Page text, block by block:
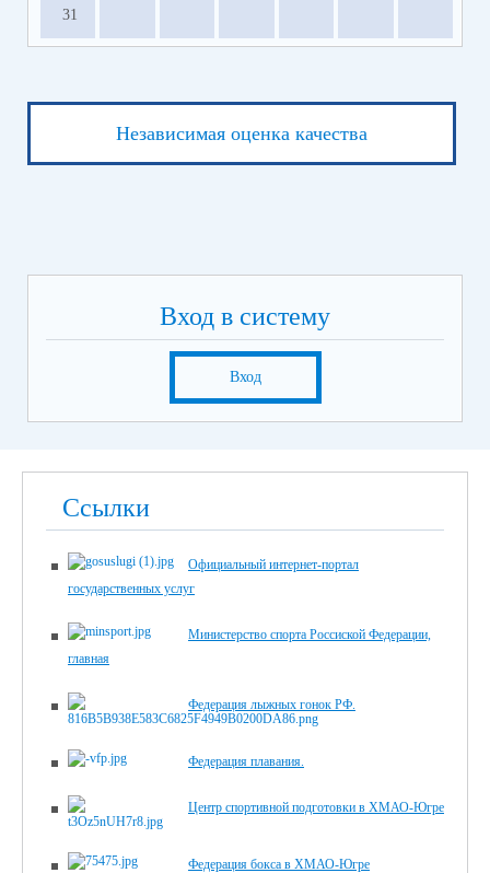
31
Независимая оценка качества
Вход в систему
Вход
Ссылки
Официальный интернет-портал
государственных услуг
Министерство спорта Россиской Федерации,
главная
Федерация лыжных гонок РФ.
Федерация плавания.
Центр спортивной подготовки в ХМАО-Югре
Федерация бокса в ХМАО-Югре